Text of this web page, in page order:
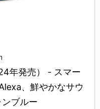
年発売） - スマー
、鮮やかなサウ
ブルー